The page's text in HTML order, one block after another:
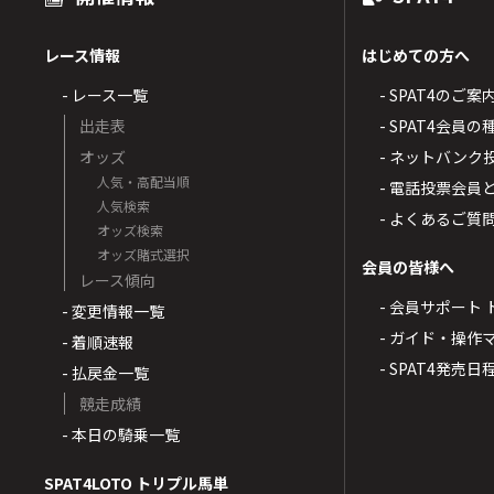
レース情報
- レース一覧
出走表
オッズ
人気・高配当順
人気検索
オッズ検索
オッズ賭式選択
レース傾向
- 変更情報一覧
- 着順速報
- 払戻金一覧
競走成績
- 本日の騎乗一覧
SPAT4LOTO トリプル馬単
はじめての方へ
- SPAT4のご案
- SPAT4会員の
- ネットバンク
- 電話投票会員
- よくあるご質
会員の皆様へ
- 会員サポート
- ガイド・操作
- SPAT4発売日